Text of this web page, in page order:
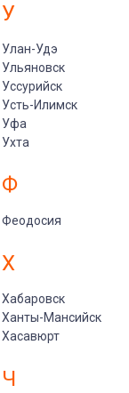
У
Улан-Удэ
Ульяновск
Уссурийск
Усть-Илимск
Уфа
Ухта
Ф
Феодосия
Х
Хабаровск
Ханты-Мансийск
Хасавюрт
Ч